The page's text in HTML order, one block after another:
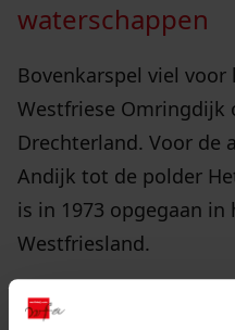
waterschappen
Bovenkarspel viel
Westfriese Omringdijk
Drechterland. Voor de
Andijk tot de polder
is in 1973 opgegaan in
Westfriesland.
Voor het plaatselijk